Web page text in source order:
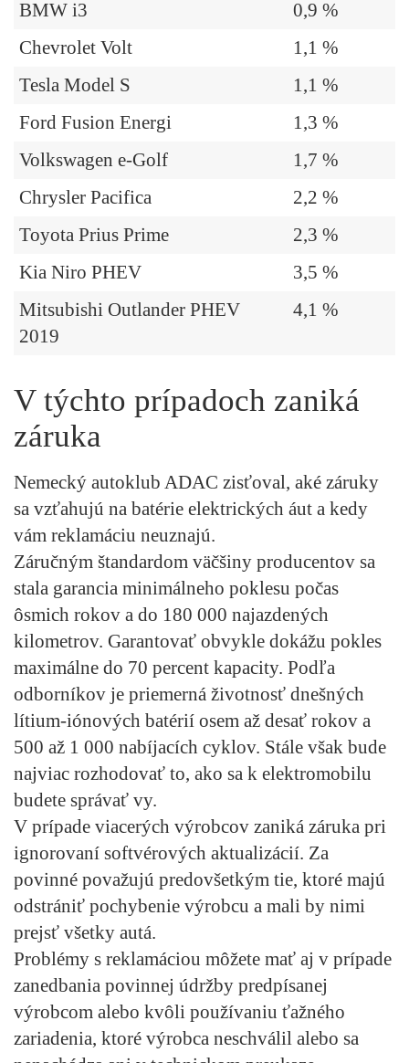
BMW i3
0,9 %
Chevrolet Volt
1,1 %
Tesla Model S
1,1 %
Ford Fusion Energi
1,3 %
Volkswagen e-Golf
1,7 %
Chrysler Pacifica
2,2 %
Toyota Prius Prime
2,3 %
Kia Niro PHEV
3,5 %
Mitsubishi Outlander PHEV
2019
4,1 %
V týchto prípadoch zaniká
záruka
Nemecký autoklub ADAC zisťoval, aké záruky
sa vzťahujú na batérie elektrických áut a kedy
vám reklamáciu neuznajú.
Záručným štandardom väčšiny producentov sa
stala garancia minimálneho poklesu počas
ôsmich rokov a do 180 000 najazdených
kilometrov. Garantovať obvykle dokážu pokles
maximálne do 70 percent kapacity. Podľa
odborníkov je priemerná životnosť dnešných
lítium-iónových batérií osem až desať rokov a
500 až 1 000 nabíjacích cyklov. Stále však bude
najviac rozhodovať to, ako sa k elektromobilu
budete správať vy.
V prípade viacerých výrobcov zaniká záruka pri
ignorovaní softvérových aktualizácií. Za
povinné považujú predovšetkým tie, ktoré majú
odstrániť pochybenie výrobcu a mali by nimi
prejsť všetky autá.
Problémy s reklamáciou môžete mať aj v prípade
zanedbania povinnej údržby predpísanej
výrobcom alebo kvôli používaniu ťažného
zariadenia, ktoré výrobca neschválil alebo sa